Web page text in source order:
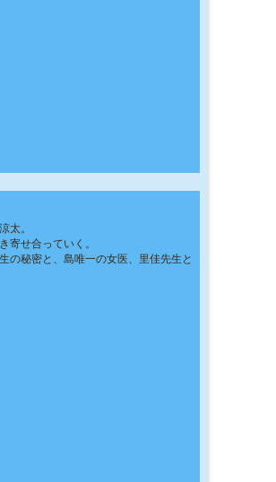
太。
寄せ合っていく。
の秘密と、島唯一の女医、里佳先生と